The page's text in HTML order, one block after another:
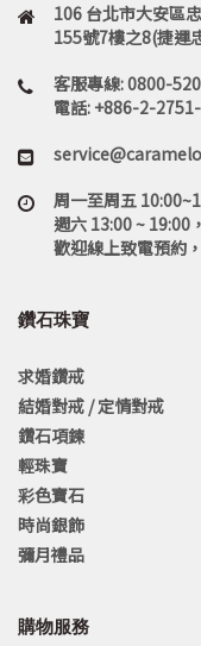
106 台北市大安區
155號7樓之8(捷運
客服專線: 0800-
電話: +886-2-
周一至周五
週六 13:00 ~
歡迎線上致電預約
鑽石珠寶
求婚鑽戒
結婚對戒 / 定情對戒
鑽石項鍊
輕珠寶
彩色寶石
時尚銀飾
彌月禮品
購物服務